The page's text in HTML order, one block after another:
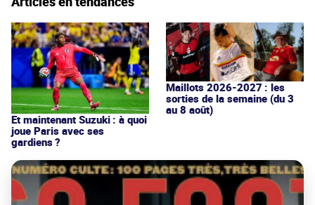
Et maintenant Suzuki : à quoi
joue Paris avec ses
gardiens ?
Maillots 2026-2027 : les
sorties de la semaine (du 3
au 8 août)